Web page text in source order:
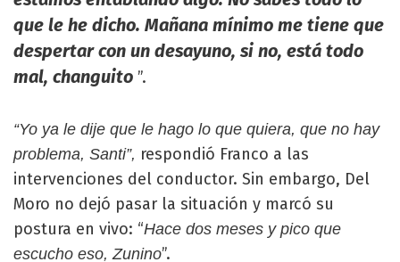
que le he dicho. Mañana mínimo me tiene que
despertar con un desayuno, si no, está todo
mal, changuito ”.
“Yo ya le dije que le hago lo que quiera, que no hay
problema, Santi”, respondió Franco a las
intervenciones del conductor. Sin embargo, Del
Moro no dejó pasar la situación y marcó su
postura en vivo: “Hace dos meses y pico que
escucho eso, Zunino”.